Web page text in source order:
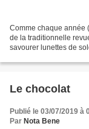
Comme chaque année
de la traditionnelle
savourer lunettes de
Le chocolat
Publié le 03/07/2019 à
Par Nota Bene